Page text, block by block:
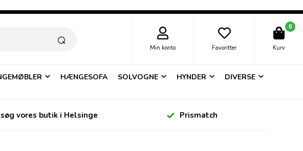
Min konto Favoritter
0
Kurv
HÆNGESOFA SOLVOGNE HYNDER DIVERSE
vores butik i Helsinge Prismatch